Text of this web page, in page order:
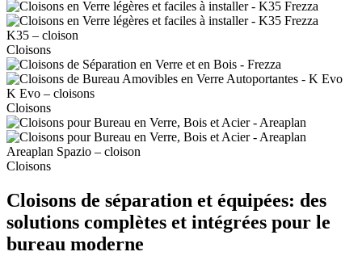
K35 – cloison
Cloisons
K Evo – cloisons
Cloisons
Areaplan Spazio – cloison
Cloisons
Cloisons de séparation et équipées: des
solutions complètes et intégrées pour le
bureau moderne